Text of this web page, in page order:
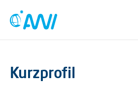
Kurzprofil